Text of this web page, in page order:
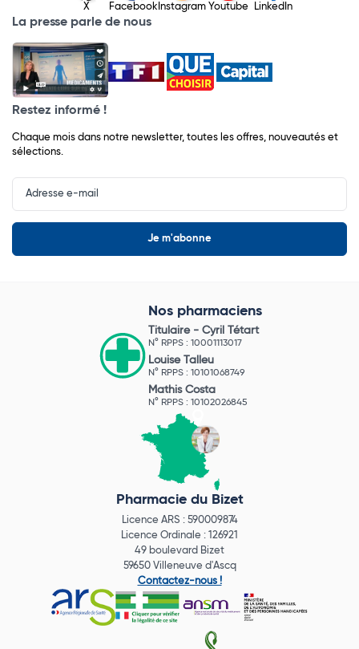
X Facebook Instagram Youtube LinkedIn
La presse parle de nous
Restez informé !
Chaque mois dans notre newsletter, toutes les offres, nouveautés et
sélections.
Input
Newsletter
Nos pharmaciens
Titulaire - Cyril Tétart
N° RPPS : 10001113017
Louise Talleu
N° RPPS : 10101068749
Mathis Costa
N° RPPS : 10102026845
Pharmacie du Bizet
Licence ARS : 590009874
Licence Ordinale : 126921
49 boulevard Bizet
59650 Villeneuve d'Ascq
Contactez-nous !